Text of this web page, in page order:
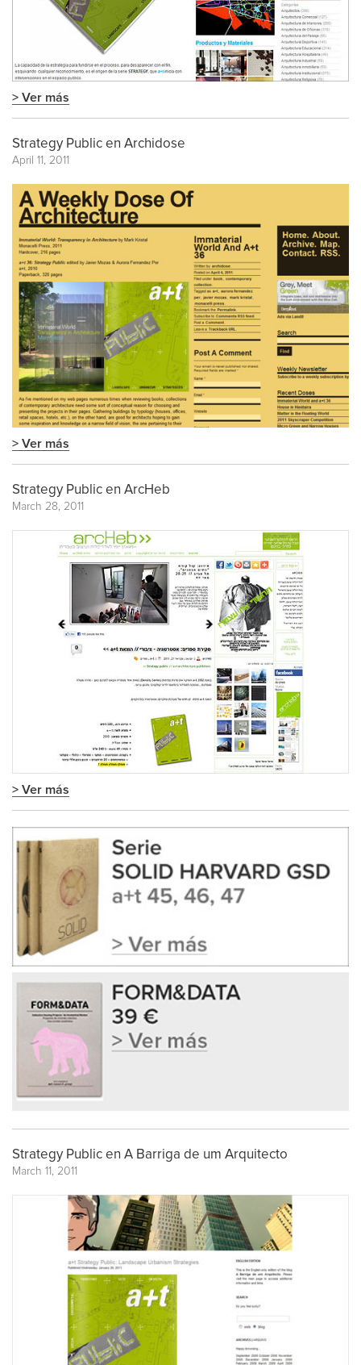
> Ver más
Strategy Public en Archidose
April 11, 2011
> Ver más
Strategy Public en ArcHeb
March 28, 2011
> Ver más
Strategy Public en A Barriga de um Arquitecto
March 11, 2011